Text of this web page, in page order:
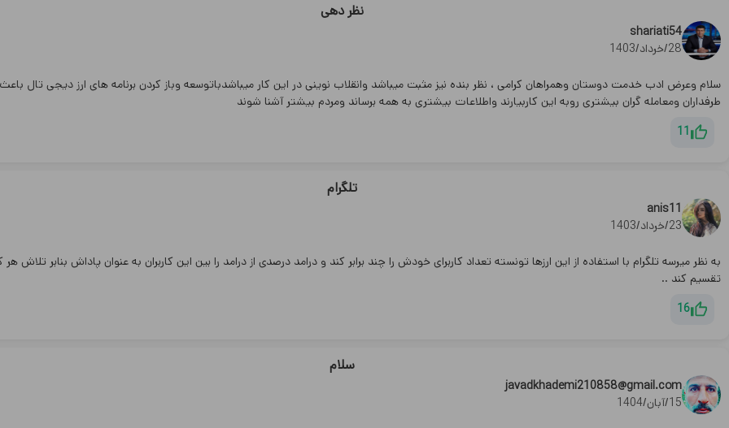
نظر دهی
shariati54
28/خرداد/1403
سلام وعرض ادب خدمت دوستان وهمراهان کرامی ، نظر بنده نیز مثبت میباشد وانقلاب نوینی در این کار میباشدباتوسعه وباز کردن برنامه های ارز دیجی تال
طرفداران ومعامله گران بیشتری روبه این کاربیارند واطلاعات بیشتری به همه برساند ومردم بیشتر آشنا شوند
11
تلگرام
anis11
23/خرداد/1403
به نظر میرسه تلگرام با استفاده از این ارزها تونسته تعداد کاربرای خودش را چند برابر کند و درامد درصدی از درامد را بین این کاربران به عنوان پاداش بنابر تلاش هر
تقسیم کند ..
16
سلام
javadkhademi210858@gmail.com
15/آبان/1404